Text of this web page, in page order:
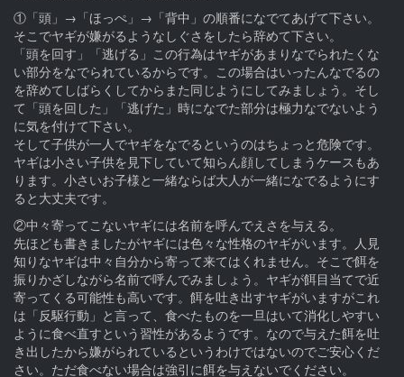
①「頭」→「ほっぺ」→「背中」の順番になでてあげて下さい。
そこでヤギが嫌がるようなしぐさをしたら辞めて下さい。
「頭を回す」「逃げる」この行為はヤギがあまりなでられたくな
い部分をなでられているからです。この場合はいったんなでるの
を辞めてしばらくしてからまた同じようにしてみましょう。そし
て「頭を回した」「逃げた」時になでた部分は極力なでないよう
に気を付けて下さい。
そして子供が一人でヤギをなでるというのはちょっと危険です。
ヤギは小さい子供を見下していて知らん顔してしまうケースもあ
ります。小さいお子様と一緒ならば大人が一緒になでるようにす
ると大丈夫です。
②中々寄ってこないヤギには名前を呼んでえさを与える。
先ほども書きましたがヤギには色々な性格のヤギがいます。人見
知りなヤギは中々自分から寄って来てはくれません。そこで餌を
振りかざしながら名前で呼んでみましょう。ヤギが餌目当てで近
寄ってくる可能性も高いです。餌を吐き出すヤギがいますがこれ
は「反駆行動」と言って、食べたものを一旦はいて消化しやすい
ように食べ直すという習性があるようです。なので与えた餌を吐
き出したから嫌がられているというわけではないのでご安心くだ
さい。ただ食べない場合は強引に餌を与えないでください。